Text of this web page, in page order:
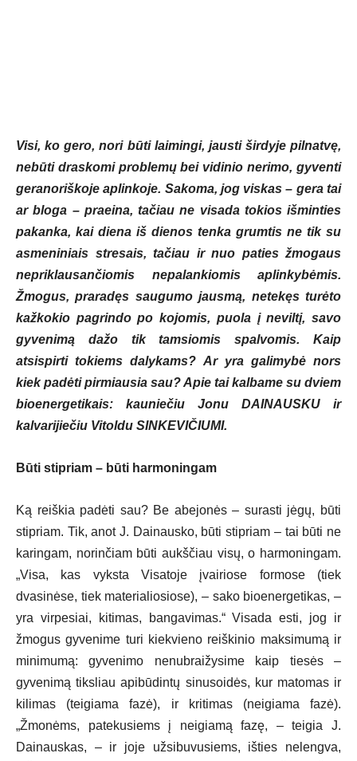
Visi, ko gero, nori būti laimingi, jausti širdyje pilnatvę,
nebūti draskomi problemų bei vidinio nerimo, gyventi
geranoriškoje aplinkoje. Sakoma, jog viskas – gera tai
ar bloga – praeina, tačiau ne visada tokios išminties
pakanka, kai diena iš dienos tenka grumtis ne tik su
asmeniniais stresais, tačiau ir nuo paties žmogaus
nepriklausančiomis nepalankiomis aplinkybėmis.
Žmogus, praradęs saugumo jausmą, netekęs turėto
kažkokio pagrindo po kojomis, puola į neviltį, savo
gyvenimą dažo tik tamsiomis spalvomis. Kaip
atsispirti tokiems dalykams? Ar yra galimybė nors
kiek padėti pirmiausia sau? Apie tai kalbame su dviem
bioenergetikais: kauniečiu Jonu DAINAUSKU ir
kalvarijiečiu Vitoldu SINKEVIČIUMI.
Būti stipriam – būti harmoningam
Ką reiškia padėti sau? Be abejonės – surasti jėgų, būti
stipriam. Tik, anot J. Dainausko, būti stipriam – tai būti ne
karingam, norinčiam būti aukščiau visų, o harmoningam.
„Visa, kas vyksta Visatoje įvairiose formose (tiek
dvasinėse, tiek materialiosiose), – sako bioenergetikas, –
yra virpesiai, kitimas, bangavimas.“ Visada esti, jog ir
žmogus gyvenime turi kiekvieno reiškinio maksimumą ir
minimumą: gyvenimo nenubraižysime kaip tiesės –
gyvenimą tiksliau apibūdintų sinusoidės, kur matomas ir
kilimas (teigiama fazė), ir kritimas (neigiama fazė).
„Žmonėms, patekusiems į neigiamą fazę, – teigia J.
Dainauskas, – ir joje užsibuvusiems, išties nelengva,